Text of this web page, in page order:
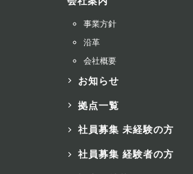
事業方針
沿革
会社概要
お知らせ
拠点一覧
社員募集 未経験の方
社員募集 経験者の方